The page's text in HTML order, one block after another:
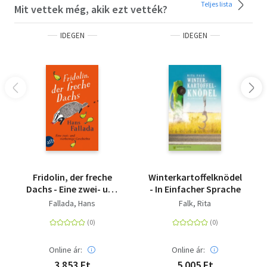
und geheimnisvoll, voller Tiefe und Leben.' Percival
Everett'Eine außergewöhnliche Reise durch vier Leben, die
absolut mitreißend, beunruhigend und doch voller
amerikanischer Autor des 19. Jahrhunderts, welcher wäre
er? Wahrscheinlich Herman Melville mit ¿Moby Dick¿. Seine
Leinwand ist so groß.' Margaret Atwood'Powers
komponiert einige der schönsten Sätze, die ich je gelesen
habe. Ich habe Ehrfurcht vor seinem Talent.' Oprah
Mit vettek még, akik ezt vették? Teljes lista
IDEGEN
Fridolin, der freche
Dachs - Eine zwei- und
vierbeinige Geschichte
Fallada, Hans
Online ár:
IDEGEN
Winterkartoffelknödel
- In Einfacher Sprache
Falk, Rita
Online ár: